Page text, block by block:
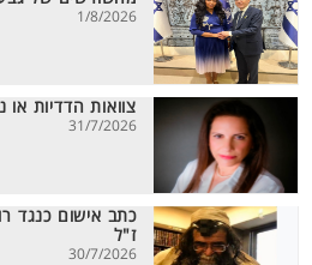
1/8/2026
צוואות הדדיות
31/7/2026
כתב אישום כנגד
ז"ל
30/7/2026